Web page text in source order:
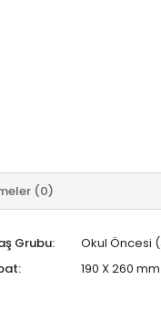
(0)
Grubu: Okul Öncesi
190 X 260 mm